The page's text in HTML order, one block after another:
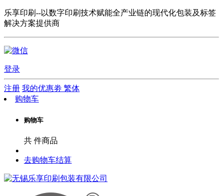
乐享印刷--以数字印刷技术赋能全产业链的现代化包装及标签
解决方案提供商
登录
注册 我的优惠劵 繁体
购物车
购物车
共 件商品
去购物车结算